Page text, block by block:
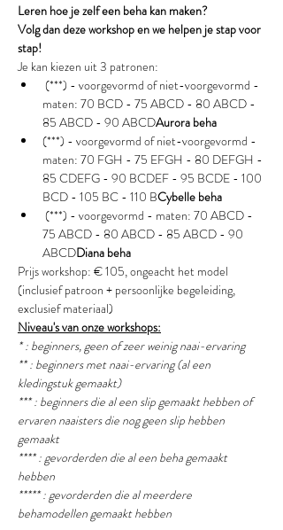
Leren hoe je zelf een beha kan maken?
Volg dan deze workshop en we helpen je stap voor
stap!
Je kan kiezen uit 3 patronen:
maten: 70 BCD - 75 ABCD - 80 ABCD -
85 ABCD - 90 ABCDAurora beha
(***) - voorgevormd of niet-voorgevormd -
maten: 70 FGH - 75 EFGH - 80 DEFGH -
85 CDEFG - 90 BCDEF - 95 BCDE - 100
BCD - 105 BC - 110 BCybelle beha
75 ABCD - 80 ABCD - 85 ABCD - 90
ABCDDiana beha
Prijs workshop: € 105, ongeacht het model
(inclusief patroon + persoonlijke begeleiding,
exclusief materiaal)
Niveau's van onze workshops:
* : beginners, geen of zeer weinig naai-ervaring
** : beginners met naai-ervaring (al een
kledingstuk gemaakt)
*** : beginners die al een slip gemaakt hebben of
ervaren naaisters die nog geen slip hebben
gemaakt
**** : gevorderden die al een beha gemaakt
hebben
***** : gevorderden die al meerdere
behamodellen gemaakt hebben